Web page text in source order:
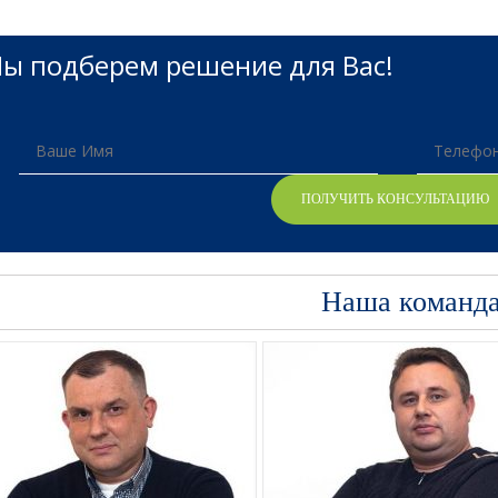
подберем решение для Вас!
Наша